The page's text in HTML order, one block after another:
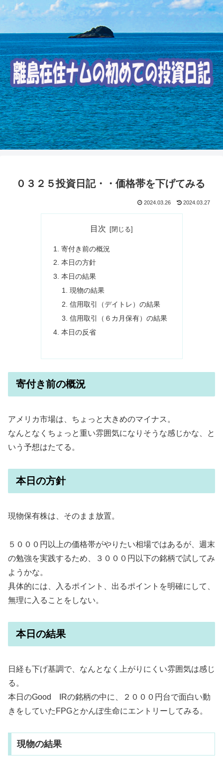
０３２５投資日記・・価格帯を下げてみる
2024.03.26 2024.03.27
目次
寄付き前の概況
本日の方針
本日の結果
現物の結果
信用取引（デイトレ）の結果
信用取引（６カ月保有）の結果
本日の反省
寄付き前の概況
アメリカ市場は、ちょっと大きめのマイナス。
なんとなくちょっと重い雰囲気になりそうな感じかな、と
いう予想はたてる。
本日の方針
現物保有株は、そのまま放置。
５０００円以上の価格帯がやりたい相場ではあるが、週末
の勉強を実践するため、３０００円以下の銘柄で試してみ
ようかな。
具体的には、入るポイント、出るポイントを明確にして、
無理に入ることをしない。
本日の結果
日経も下げ基調で、なんとなく上がりにくい雰囲気は感じ
る。
本日のGood IRの銘柄の中に、２０００円台で面白い動
きをしていたFPGとかんぽ生命にエントリーしてみる。
現物の結果